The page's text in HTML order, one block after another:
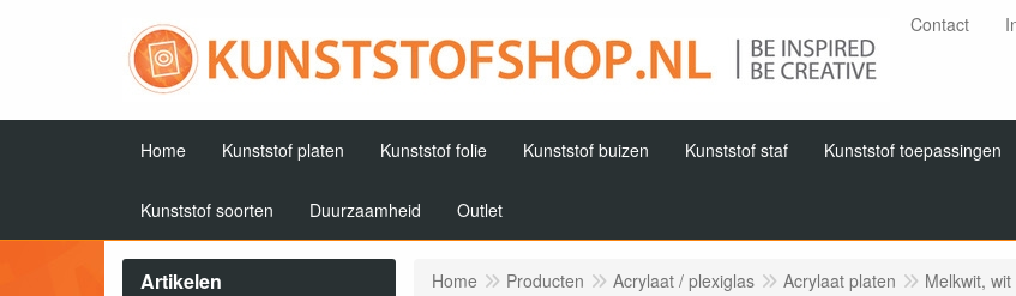
Contact
Home Kunststof platen Kunststof folie Kunststof buizen Kunststof staf Kunststof toepassingen
Kunststof soorten Duurzaamheid Outlet
Artikelen Home Producten Acrylaat / plexiglas Acrylaat platen Melkwit,